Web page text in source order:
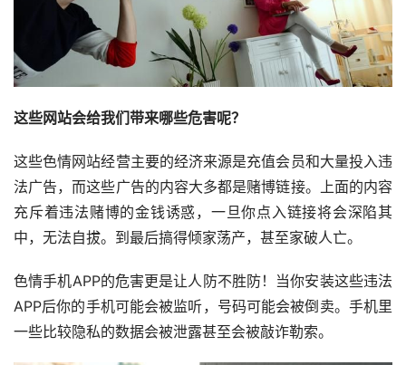
这些网站会给我们带来哪些危害呢？
这些色情网站经营主要的经济来源是充值会员和大量投入违
法广告，而这些广告的内容大多都是赌博链接。上面的内容
充斥着违法赌博的金钱诱惑，一旦你点入链接将会深陷其
中，无法自拔。到最后搞得倾家荡产，甚至家破人亡。
色情手机APP的危害更是让人防不胜防！当你安装这些违法
APP后你的手机可能会被监听，号码可能会被倒卖。手机里
一些比较隐私的数据会被泄露甚至会被敲诈勒索。